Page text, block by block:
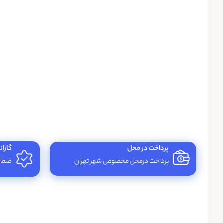
پرداخت در محل
پرداخت درمحل مخصوص شهر تهران